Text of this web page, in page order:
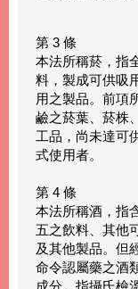
第 3 條
本法所稱菸，指
料，製成可供吸
用之製品。前項
鹼之菸葉、菸株
工品，尚未達可
式使用者。
第 4 條
本法所稱酒，指
五之飲料、其他
及其他製品。但
命令認屬藥之酒
成分，指攝氏檢